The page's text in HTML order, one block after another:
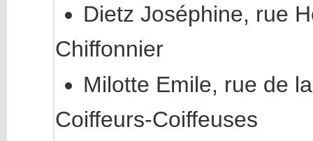
Dietz Joséphine, rue
Chiffonnier
Milotte Emile, rue de
Coiffeurs-Coiffeuses